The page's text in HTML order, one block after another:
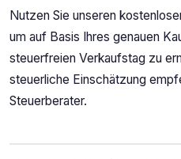
Nutzen Sie unseren
um auf Basis Ihres genauen
steuerfreien Verkaufstag zu
steuerliche Einschätzung
Steuerberater.